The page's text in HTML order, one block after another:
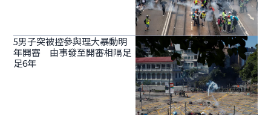
5男子突被控參與理大暴動明
年開審 由事發至開審相隔足
足6年